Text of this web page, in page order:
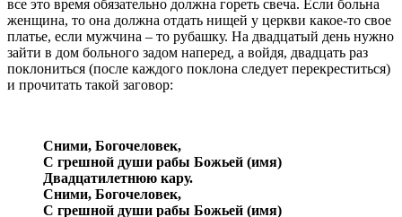
все это время обязательно должна гореть свеча. Если больна
женщина, то она должна отдать нищей у церкви какое-то свое
платье, если мужчина – то рубашку. На двадцатый день нужно
зайти в дом больного задом наперед, а войдя, двадцать раз
поклониться (после каждого поклона следует перекреститься)
и прочитать такой заговор:
Сними, Богочеловек,
С грешной души рабы Божьей (имя)
Двадцатилетнюю кару.
Сними, Богочеловек,
С грешной души рабы Божьей (имя)